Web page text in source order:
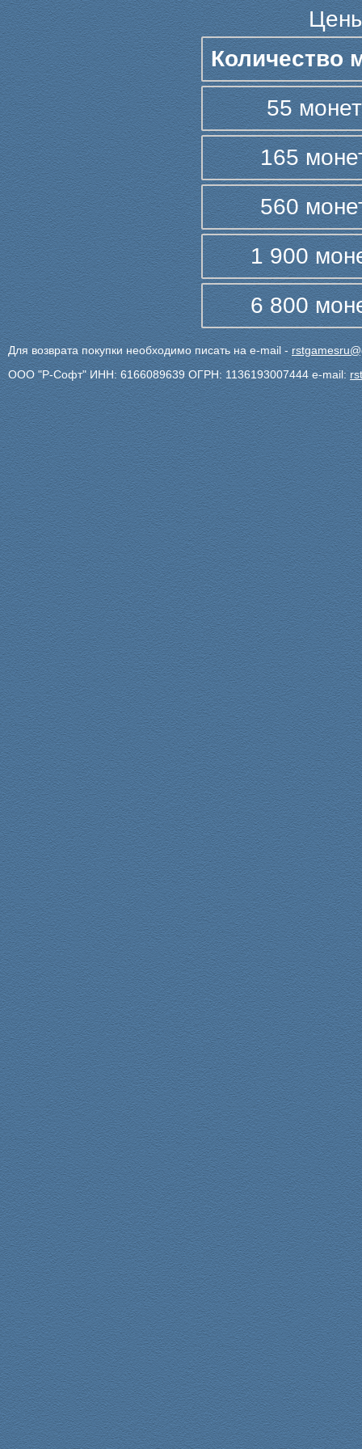
Количество
55 монет
165
560
1 900
6 800
Для возврата покупки необходимо писать на e-mail -
ООО "Р-Софт" ИНН: 6166089639 ОГРН: 1136193007444 e-mail: